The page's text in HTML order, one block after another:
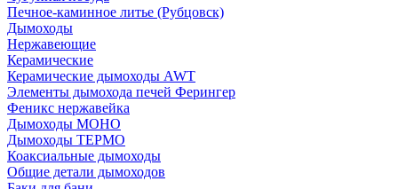
Печное-каминное литье (Рубцовск)
Дымоходы
Нержавеющие
Керамические
Керамические дымоходы AWT
Элементы дымохода печей Ферингер
Феникс нержавейка
Дымоходы МОНО
Дымоходы ТЕРМО
Коаксиальные дымоходы
Общие детали дымоходов